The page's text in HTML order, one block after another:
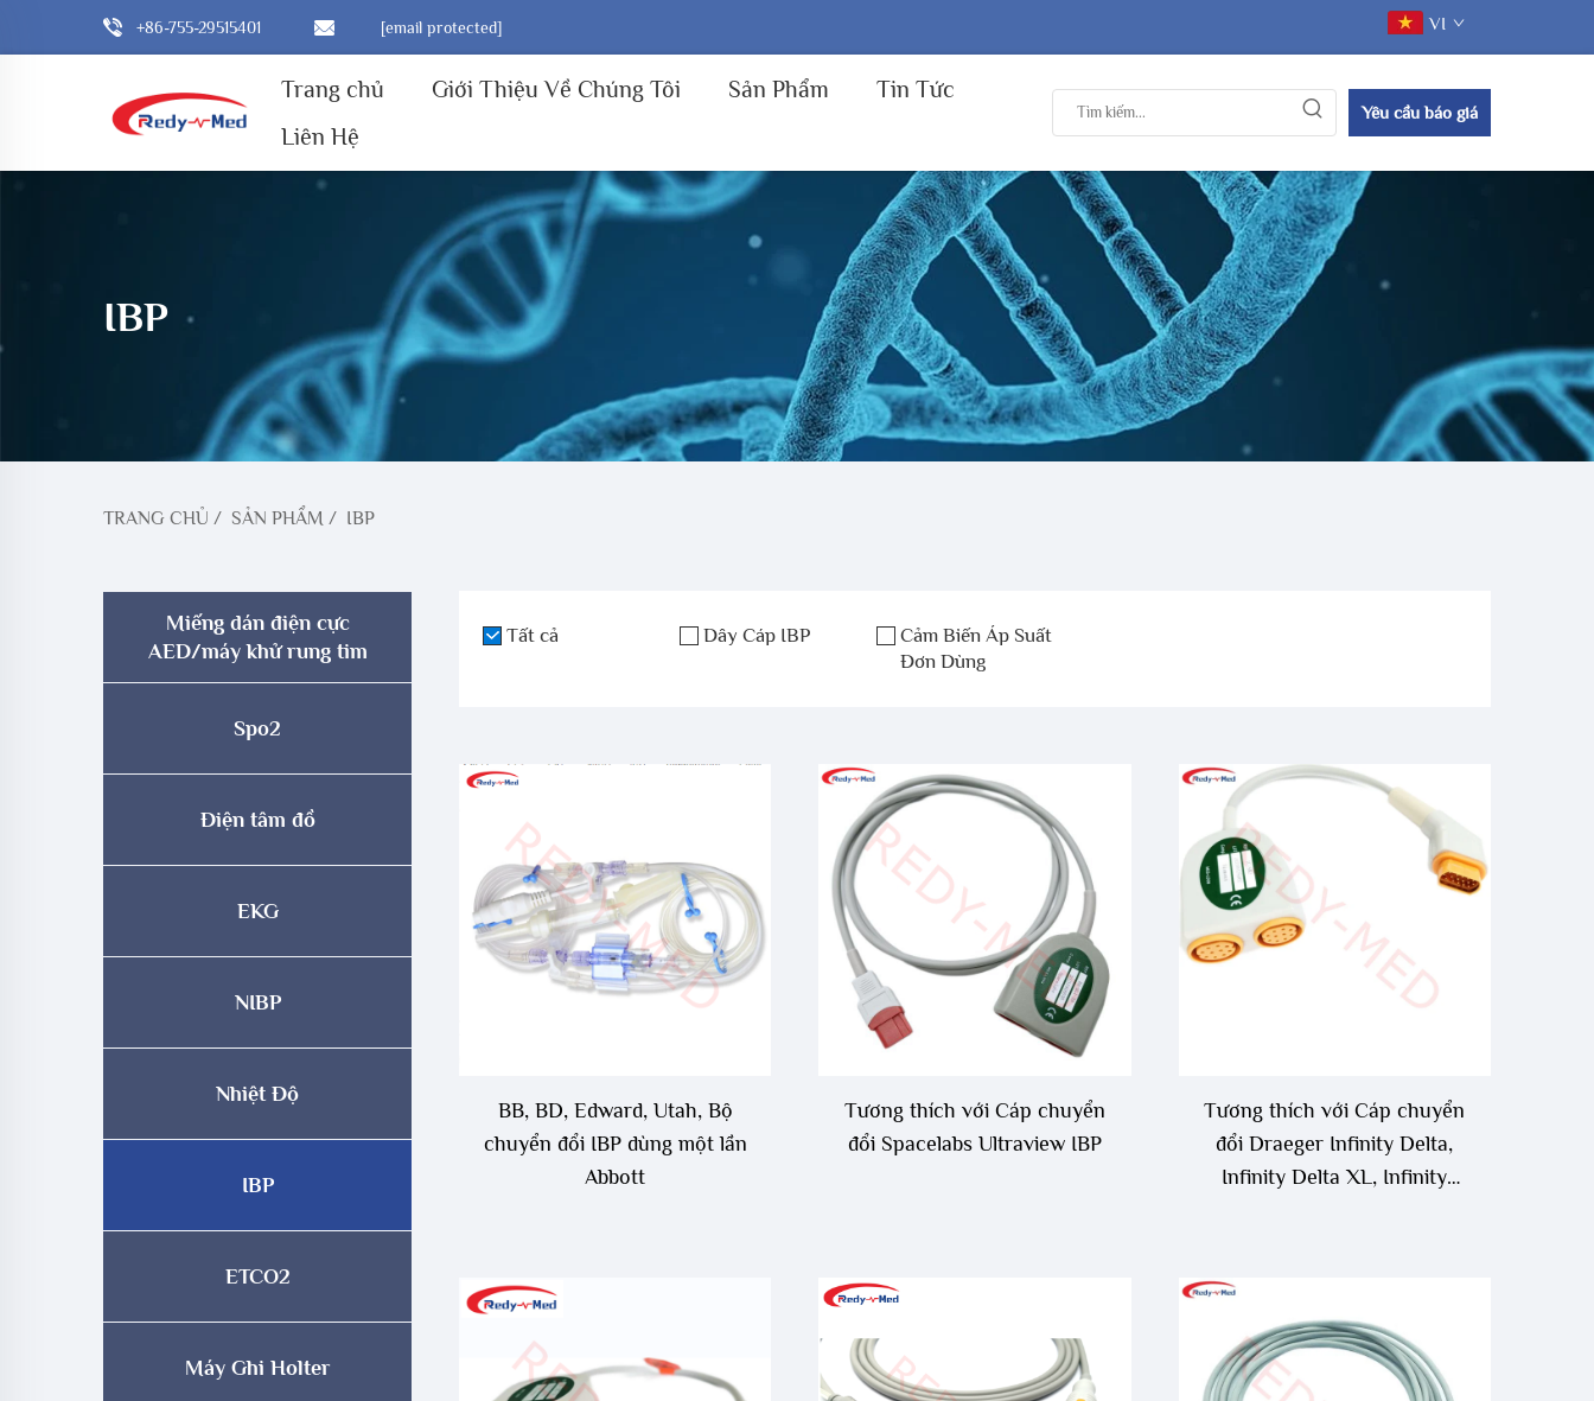
+86-755-29515401 [email protected] VI
Trang chủ Giới Thiệu Về Chúng Tôi Sản Phẩm
Tin Tức
Liên Hệ
Yêu cầu báo giá
IBP
TRANG CHỦ / SẢN PHẨM / IBP
Miếng dán điện cực
AED/máy khử rung tim
Spo2
Điện tâm đồ
EKG
NIBP
Nhiệt Độ
IBP
ETCO2
Máy Ghi Holter
Tất cả Dây Cáp IBP
Cảm Biến Áp Suất
Đơn Dùng
BB, BD, Edward, Utah, Bộ
chuyển đổi IBP dùng một lần
Abbott
Tương thích với Cáp chuyển
đổi Spacelabs Ultraview IBP
Tương thích với Cáp chuyển
đổi Draeger Infinity Delta,
Infinity Delta XL, Infinity